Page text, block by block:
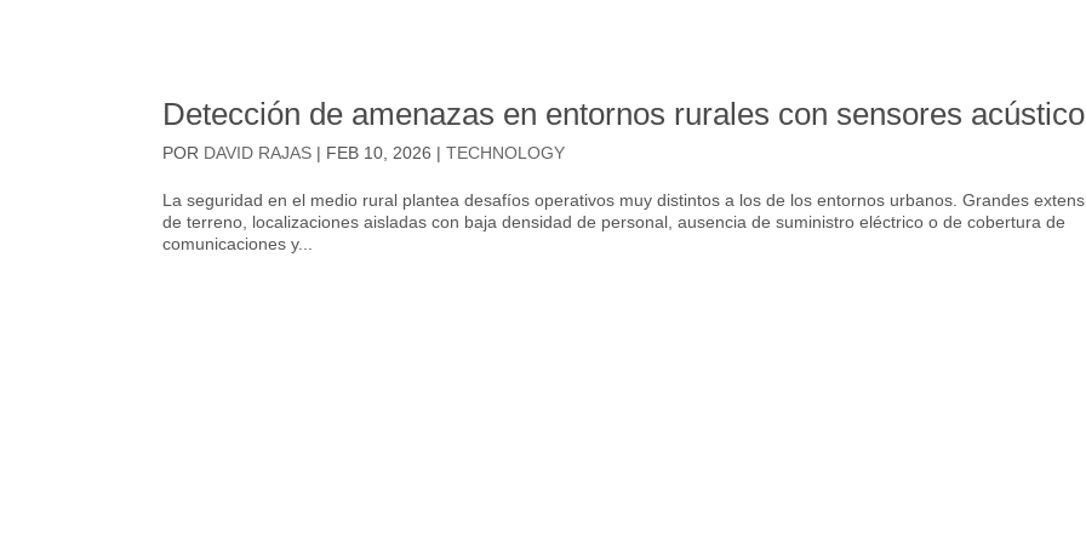
Detección de amenazas en entornos rurales con sensores
POR DAVID RAJAS | FEB 10, 2026 |TECHNOLOGY
La seguridad en el medio rural plantea desafíos operativos muy distintos a los de los entornos urbanos. Grandes
de terreno, localizaciones aisladas con baja densidad de personal, ausencia de suministro eléctrico o de cobertura de
comunicaciones y...